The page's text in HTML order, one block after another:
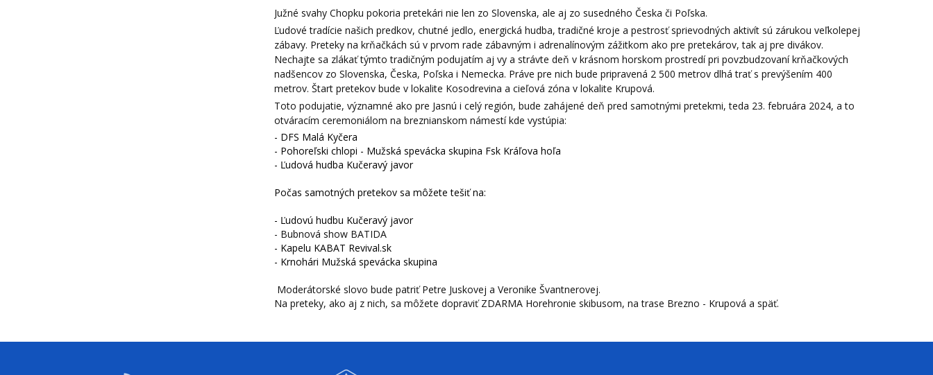
Južné svahy Chopku pokoria pretekári nie len zo Slovenska, ale aj zo susedného Česka či Poľska.
Ľudové tradície našich predkov, chutné jedlo, energická hudba, tradičné kroje a pestrosť sprievodných aktivít sú zárukou veľkolepej
zábavy. Preteky na krňačkách sú v prvom rade zábavným i adrenalínovým zážitkom ako pre pretekárov, tak aj pre divákov.
Nechajte sa zlákať týmto tradičným podujatím aj vy a strávte deň v krásnom horskom prostredí pri povzbudzovaní krňačkových
nadšencov zo Slovenska, Česka, Poľska i Nemecka. Práve pre nich bude pripravená 2 500 metrov dlhá trať s prevýšením 400
metrov. Štart pretekov bude v lokalite Kosodrevina a cieľová zóna v lokalite Krupová.
Toto podujatie, významné ako pre Jasnú i celý región, bude zahájené deň pred samotnými pretekmi, teda 23. februára 2024, a to
otváracím ceremoniálom na breznianskom námestí kde vystúpia:
- DFS Malá Kyčera
- Pohoreľski chlopi - Mužská spevácka skupina Fsk Kráľova hoľa
- Ľudová hudba Kučeravý javor
Počas samotných pretekov sa môžete tešiť na:
- Ľudovú hudbu Kučeravý javor
- Bubnová show BATIDA
- Kapelu KABAT Revival.sk
- Krnohári Mužská spevácka skupina
Moderátorské slovo bude patriť Petre Juskovej a Veronike Švantnerovej.
Na preteky, ako aj z nich, sa môžete dopraviť ZDARMA Horehronie skibusom, na trase Brezno - Krupová a späť.